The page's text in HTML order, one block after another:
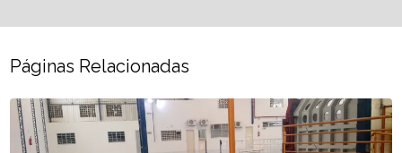
Páginas Relacionadas